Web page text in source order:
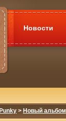
Новости
> Новый альбом